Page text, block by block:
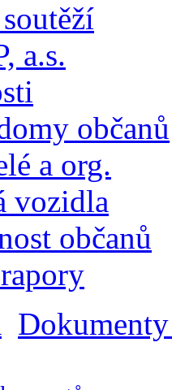
a.s.
občanů
a org.
vozidla
občanů